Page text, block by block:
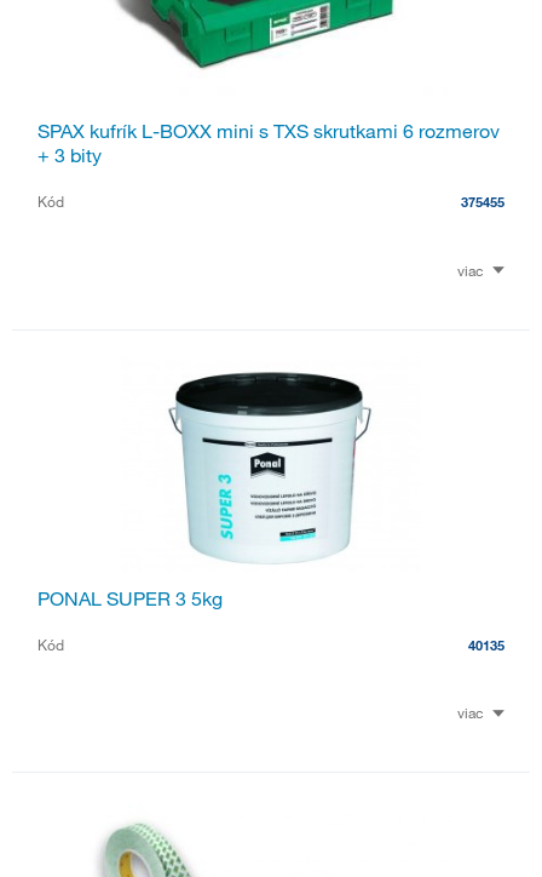
SPAX kufrík L-BOXX mini s TXS skrutkami 6 rozmerov
+ 3 bity
Kód 375455
viac
PONAL SUPER 3 5kg
Kód 40135
viac